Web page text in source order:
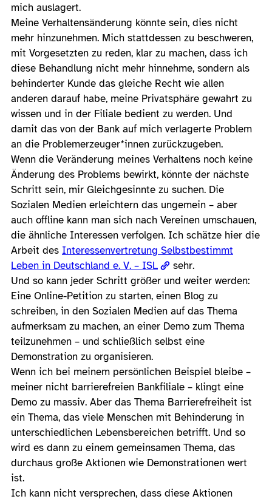
mich auslagert.
Meine Verhaltensänderung könnte sein, dies nicht
mehr hinzunehmen. Mich stattdessen zu beschweren,
mit Vorgesetzten zu reden, klar zu machen, dass ich
diese Behandlung nicht mehr hinnehme, sondern als
behinderter Kunde das gleiche Recht wie allen
anderen darauf habe, meine Privatsphäre gewahrt zu
wissen und in der Filiale bedient zu werden. Und
damit das von der Bank auf mich verlagerte Problem
an die Problemerzeuger*innen zurückzugeben.
Wenn die Veränderung meines Verhaltens noch keine
Änderung des Problems bewirkt, könnte der nächste
Schritt sein, mir Gleichgesinnte zu suchen. Die
Sozialen Medien erleichtern das ungemein – aber
auch offline kann man sich nach Vereinen umschauen,
die ähnliche Interessen verfolgen. Ich schätze hier die
Arbeit des Interessenvertretung Selbstbestimmt
Leben in Deutschland e. V. – ISL
sehr.
Und so kann jeder Schritt größer und weiter werden:
Eine Online-Petition zu starten, einen Blog zu
schreiben, in den Sozialen Medien auf das Thema
aufmerksam zu machen, an einer Demo zum Thema
teilzunehmen – und schließlich selbst eine
Demonstration zu organisieren.
Wenn ich bei meinem persönlichen Beispiel bleibe –
meiner nicht barrierefreien Bankfiliale – klingt eine
Demo zu massiv. Aber das Thema Barrierefreiheit ist
ein Thema, das viele Menschen mit Behinderung in
unterschiedlichen Lebensbereichen betrifft. Und so
wird es dann zu einem gemeinsamen Thema, das
durchaus große Aktionen wie Demonstrationen wert
ist.
Ich kann nicht versprechen, dass diese Aktionen